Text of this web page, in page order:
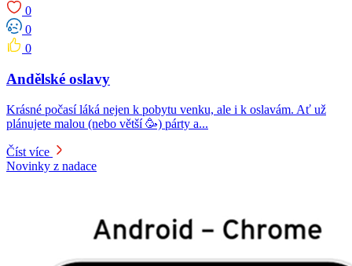
0
0
0
Andělské oslavy
Krásné počasí láká nejen k pobytu venku, ale i k oslavám. Ať už
plánujete malou (nebo větší 🥳) párty a...
Číst více
Novinky z nadace